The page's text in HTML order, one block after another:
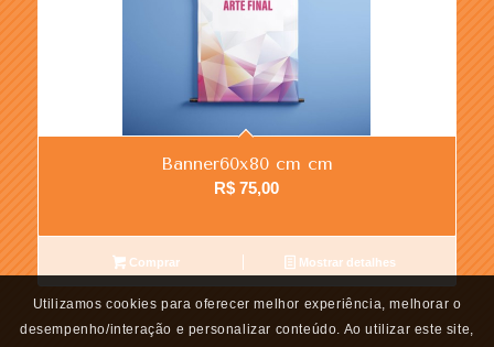
Banner60x80 cm cm
R$ 75,00
Comprar Mostrar detalhes
Utilizamos cookies para oferecer melhor experiência, melhorar o
desempenho/interação e personalizar conteúdo. Ao utilizar este site,